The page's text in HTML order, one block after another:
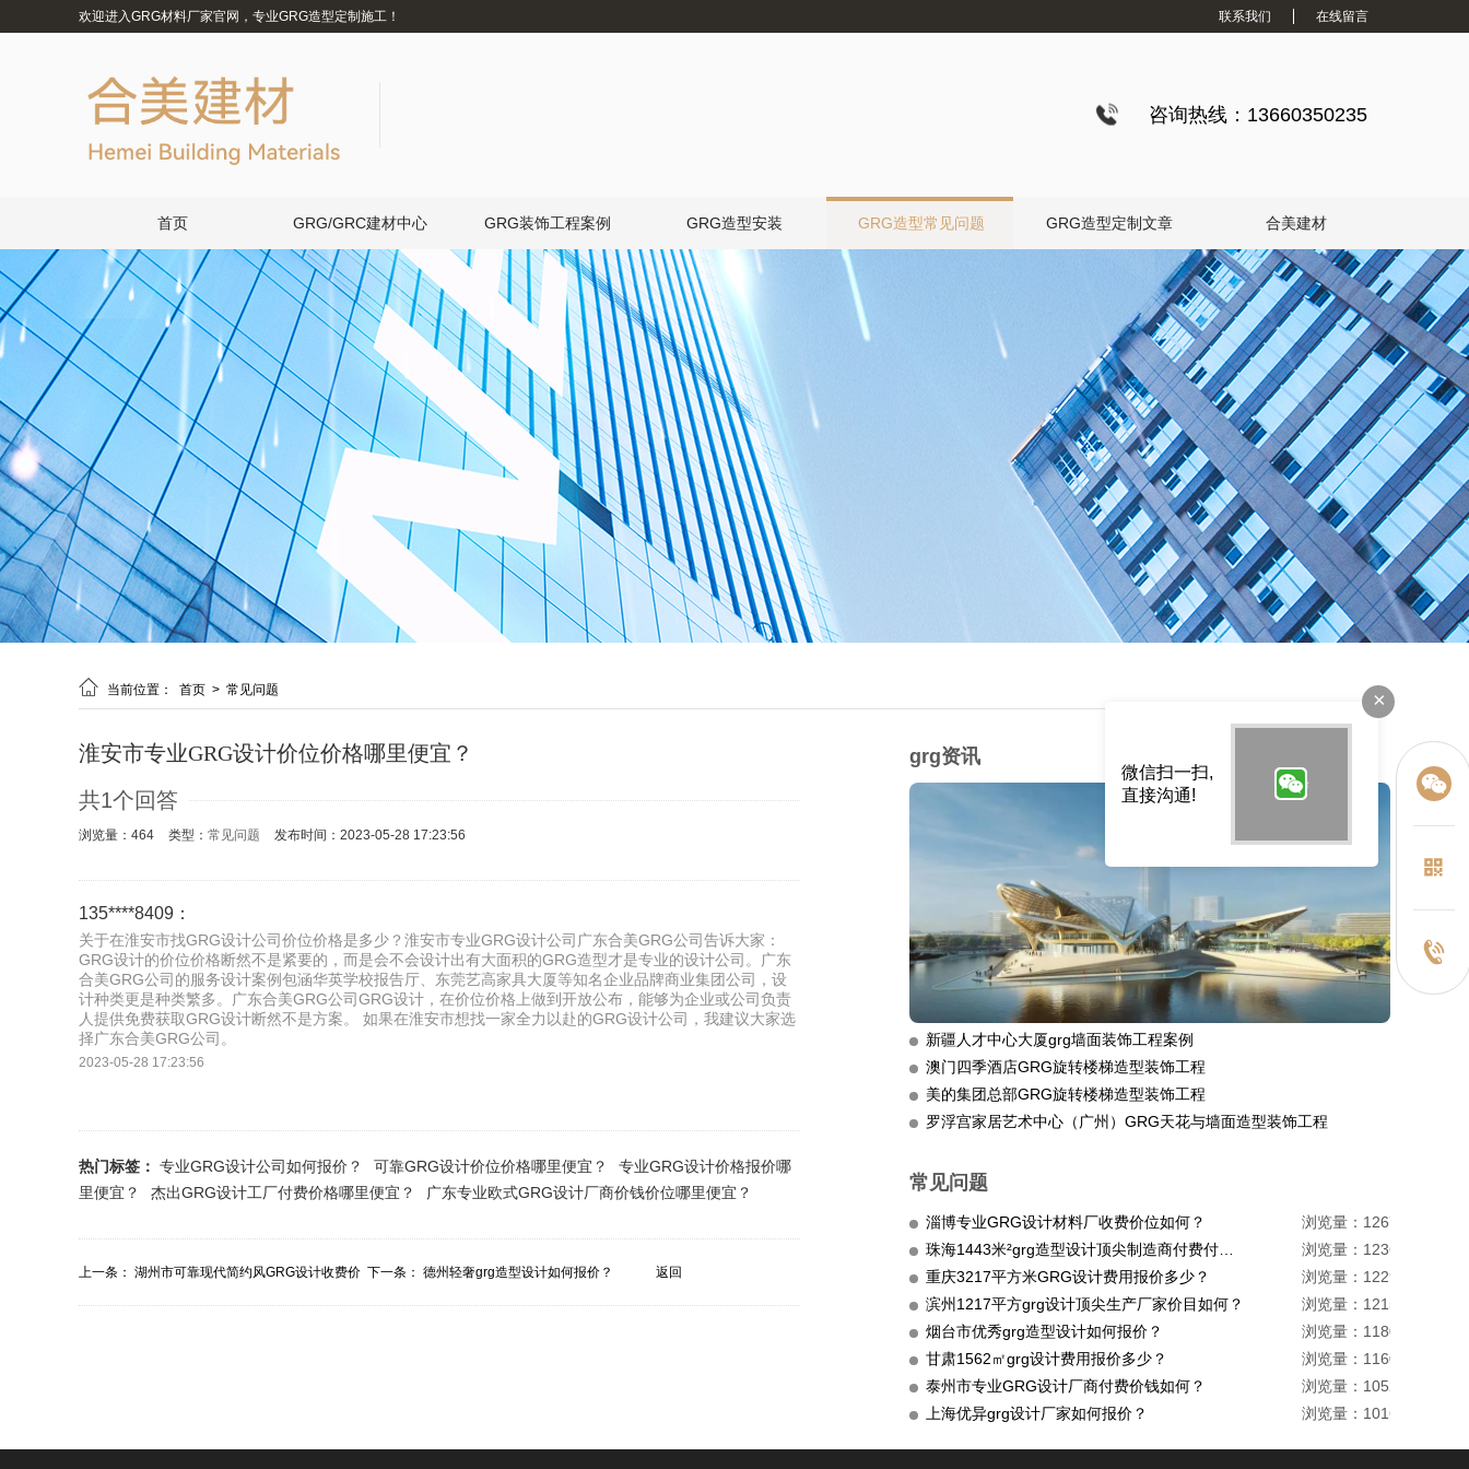
欢迎进入GRG材料厂家官网，专业GRG造型定制施工！ 联系我们 在线留言
咨询热线：13660350235
首页 GRG/GRC建材中心 GRG装饰工程案例 GRG造型安装 GRG造型常见问题 GRG造型定制文章 合美建材
 当前位置： 首页 > 常见问题
淮安市专业GRG设计价位价格哪里便宜？
共1个回答
浏览量：464 类型： 常见问题 发布时间：2023-05-28 17:23:56
135****8409：
关于在淮安市找GRG设计公司价位价格是多少？淮安市专业GRG设计公司广东合美GRG公司告诉大家：
GRG设计的价位价格断然不是紧要的，而是会不会设计出有大面积的GRG造型才是专业的设计公司。广东
合美GRG公司的服务设计案例包涵华英学校报告厅、东莞艺高家具大厦等知名企业品牌商业集团公司，设
计种类更是种类繁多。广东合美GRG公司GRG设计，在价位价格上做到开放公布，能够为企业或公司负责
人提供免费获取GRG设计断然不是方案。 如果在淮安市想找一家全力以赴的GRG设计公司，我建议大家选
择广东合美GRG公司。
2023-05-28 17:23:56
热门标签： 专业GRG设计公司如何报价？ 可靠GRG设计价位价格哪里便宜？
专业GRG设计价格报价哪
里便宜？
杰出GRG设计工厂付费价格哪里便宜？ 广东专业欧式GRG设计厂商价钱价位哪里便宜？
上一条： 湖州市可靠现代简约风GRG设计收费价 下一条： 德州轻奢grg造型设计如何报价？ 返回
grg资讯
新疆人才中心大厦grg墙面装饰工程案例
澳门四季酒店GRG旋转楼梯造型装饰工程
美的集团总部GRG旋转楼梯造型装饰工程
罗浮宫家居艺术中心（广州）GRG天花与墙面造型装饰工程
常见问题
淄博专业GRG设计材料厂收费价位如何？
浏览量：1267
浏览量：1236
重庆3217平方米GRG设计费用报价多少？
浏览量：1229
滨州1217平方grg设计顶尖生产厂家价目如何？
浏览量：1215
烟台市优秀grg造型设计如何报价？
浏览量：1180
甘肃1562㎡grg设计费用报价多少？
浏览量：1160
泰州市专业GRG设计厂商付费价钱如何？
浏览量：1052
上海优异grg设计厂家如何报价？
浏览量：1016
×
微信扫一扫,
直接沟通!